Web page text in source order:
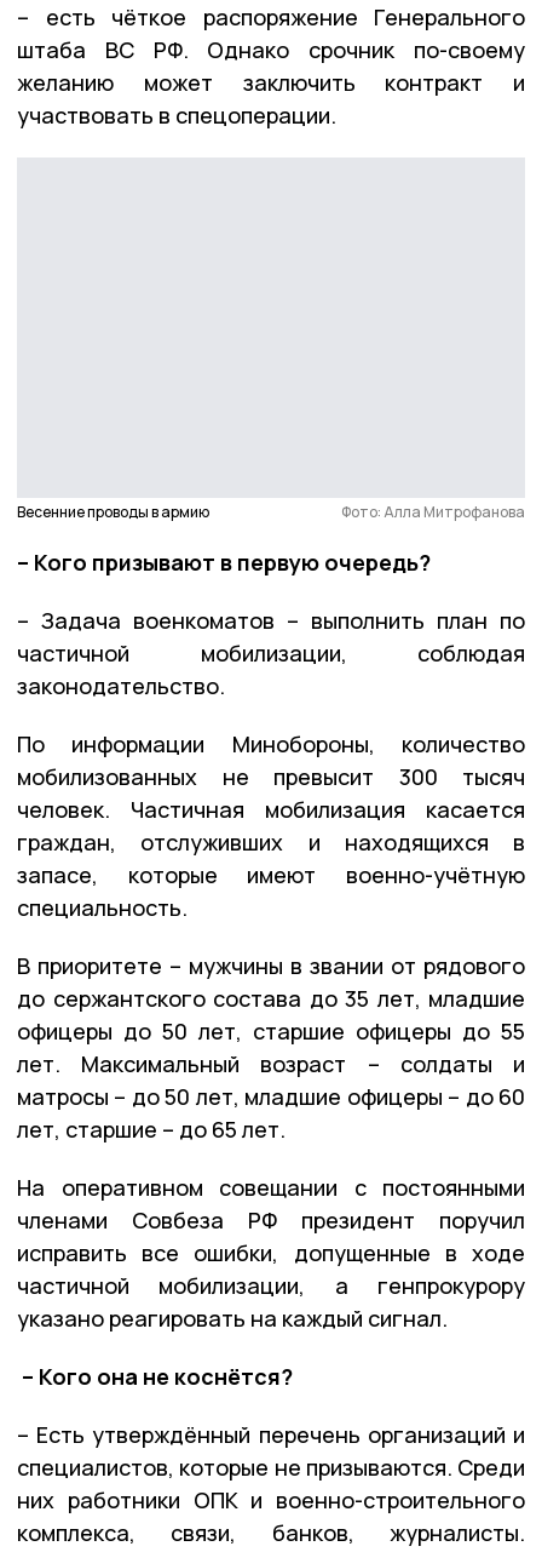
– есть чёткое распоряжение Генерального
штаба ВС РФ. Однако срочник по-своему
желанию может заключить контракт и
участвовать в спецоперации.
Весенние проводы в армию Фото: Алла Митрофанова
– Кого призывают в первую очередь?
– Задача военкоматов – выполнить план по
частичной мобилизации, соблюдая
законодательство.
По информации Минобороны, количество
мобилизованных не превысит 300 тысяч
человек. Частичная мобилизация касается
граждан, отслуживших и находящихся в
запасе, которые имеют военно-учётную
специальность.
В приоритете – мужчины в звании от рядового
до сержантского состава до 35 лет, младшие
офицеры до 50 лет, старшие офицеры до 55
лет. Максимальный возраст – солдаты и
матросы – до 50 лет, младшие офицеры – до 60
лет, старшие – до 65 лет.
На оперативном совещании с постоянными
членами Совбеза РФ президент поручил
исправить все ошибки, допущенные в ходе
частичной мобилизации, а генпрокурору
указано реагировать на каждый сигнал.
– Кого она не коснётся?
– Есть утверждённый перечень организаций и
специалистов, которые не призываются. Среди
них работники ОПК и военно-строительного
комплекса, связи, банков, журналисты.